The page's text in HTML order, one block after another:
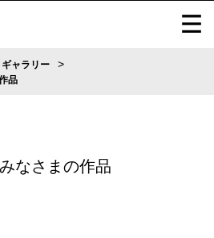
ャラリー >
品
なさまの作品